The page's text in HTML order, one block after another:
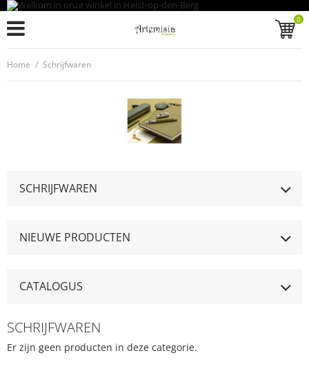
0
Home / Schrijfwaren
SCHRIJFWAREN
NIEUWE PRODUCTEN
CATALOGUS
SCHRIJFWAREN
Er zijn geen producten in deze categorie.